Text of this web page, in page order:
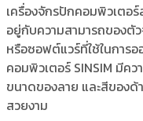
เครื่องจักรปักคอมพิวเตอ
อยู่กับความสามารถของตั
หรือซอฟต์แวร์ที่ใช้ในการ
คอมพิวเตอร์ SINSIM มีค
ขนาดของลาย และสีของ
สวยงาม